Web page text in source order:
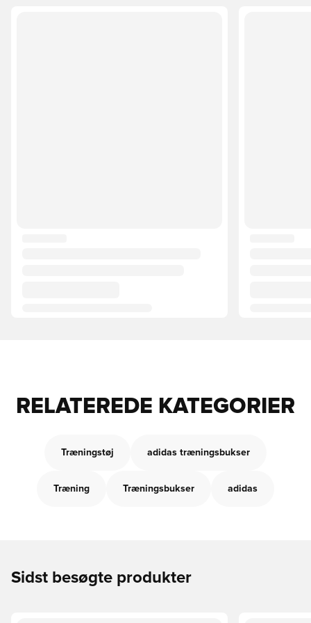
RELATEREDE KATEGORIER
Træningstøj adidas træningsbukser
Træning Træningsbukser adidas
Sidst besøgte produkter